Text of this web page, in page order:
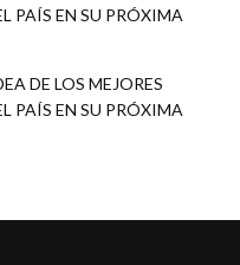
PAÍS EN SU PRÓXIMA
DE LOS MEJORES
PAÍS EN SU PRÓXIMA